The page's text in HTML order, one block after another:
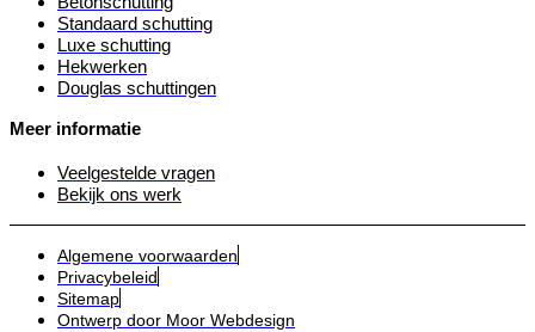
Standaard schutting
Luxe schutting
Hekwerken
Douglas schuttingen
Meer informatie
Veelgestelde vragen
Bekijk ons werk
Algemene voorwaarden
Privacybeleid
Sitemap
Ontwerp door Moor Webdesign